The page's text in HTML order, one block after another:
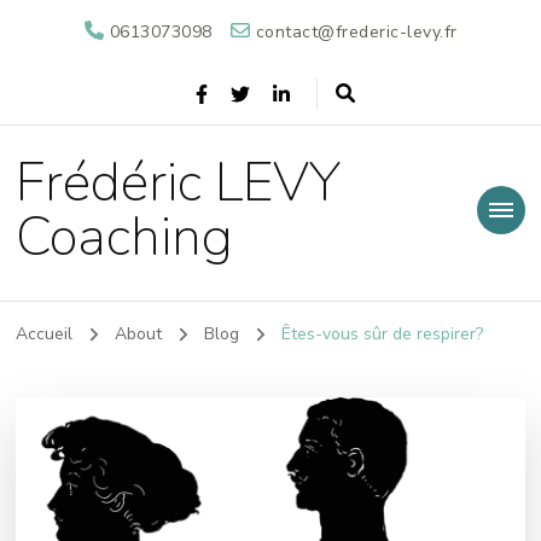
0613073098 contact@frederic-levy.fr
Frédéric LEVY
Coaching
Accueil About Blog Êtes-vous sûr de respirer?